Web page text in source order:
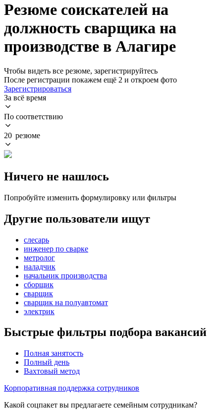
Резюме соискателей на
должность сварщика на
производстве в Алагире
Чтобы видеть все резюме, зарегистрируйтесь
После регистрации покажем ещё 2 и откроем фото
Зарегистрироваться
За всё время
По соответствию
20 резюме
Ничего не нашлось
Попробуйте изменить формулировку или фильтры
Другие пользователи ищут
слесарь
инженер по сварке
метролог
наладчик
начальник производства
сборщик
сварщик
сварщик на полуавтомат
электрик
Быстрые фильтры подбора вакансий
Полная занятость
Полный день
Вахтовый метод
Корпоративная поддержка сотрудников
Какой соцпакет вы предлагаете семейным сотрудникам?